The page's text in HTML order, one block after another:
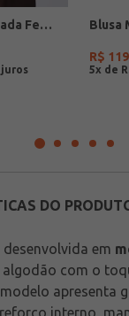
Blusa Tricot Listrada Feminina BRANCO/BRANCO/PRETO
R$ 119
5x de
DO
em
com o
apresenta
interno,